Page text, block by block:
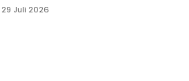
29 Juli 2026